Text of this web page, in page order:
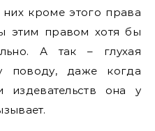
кроме этого права
этим правом хотя бы
А так – глухая
поводу, даже когда
она у